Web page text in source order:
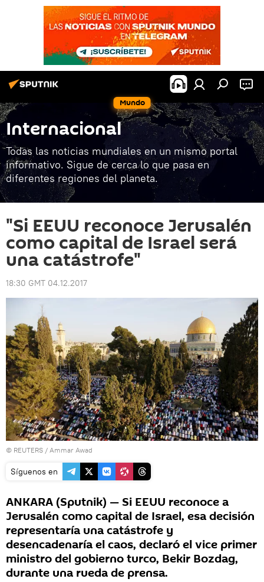
Mundo
Internacional
Todas las noticias mundiales en un mismo portal
informativo. Sigue de cerca lo que pasa en
diferentes regiones del planeta.
"Si EEUU reconoce Jerusalén
como capital de Israel será
una catástrofe"
18:30 GMT 04.12.2017
© REUTERS / Ammar Awad
Síguenos en
ANKARA (Sputnik) — Si EEUU reconoce a
Jerusalén como capital de Israel, esa decisión
representaría una catástrofe y
desencadenaría el caos, declaró el vice primer
ministro del gobierno turco, Bekir Bozdag,
durante una rueda de prensa.